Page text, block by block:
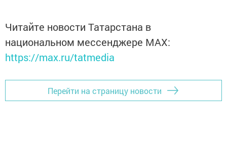
Читайте новости Татарстана в
национальном мессенджере MАХ:
https://max.ru/tatmedia
Перейти на страницу новости